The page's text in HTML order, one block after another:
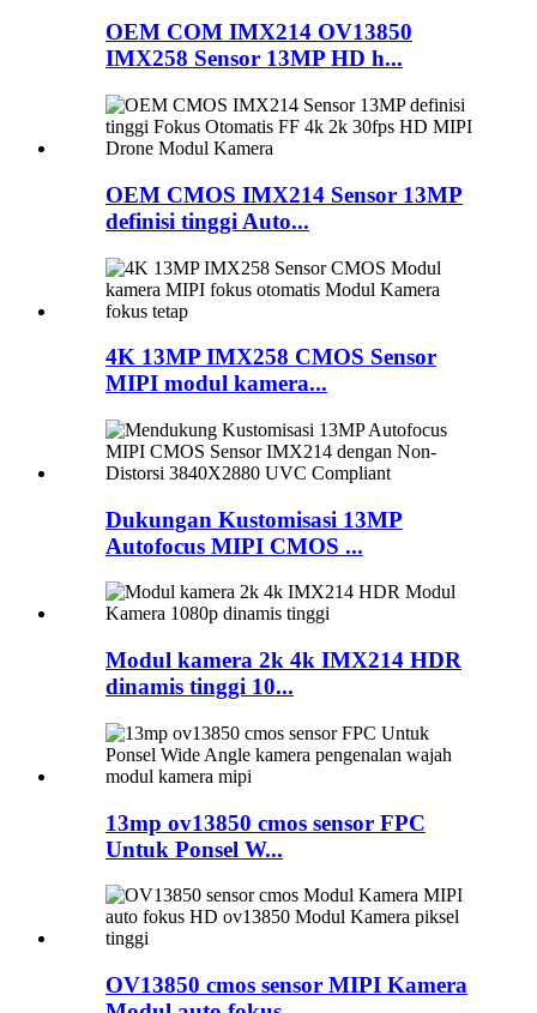
OEM COM IMX214 OV13850
IMX258 Sensor 13MP HD h...
OEM CMOS IMX214 Sensor 13MP
definisi tinggi Auto...
4K 13MP IMX258 CMOS Sensor
MIPI modul kamera...
Dukungan Kustomisasi 13MP
Autofocus MIPI CMOS ...
Modul kamera 2k 4k IMX214 HDR
dinamis tinggi 10...
13mp ov13850 cmos sensor FPC
Untuk Ponsel W...
OV13850 cmos sensor MIPI Kamera